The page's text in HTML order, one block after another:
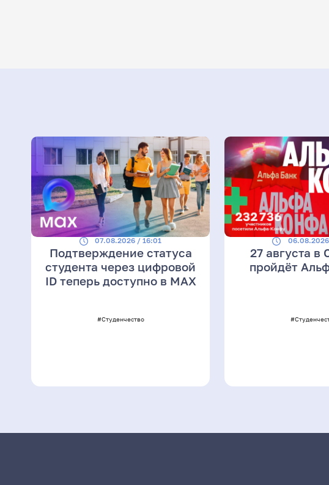
07.08.2026 / 16:01
Подтверждение статуса
студента через цифровой
ID теперь доступно в МАХ
#Студенчество
27 августа в
пройдёт